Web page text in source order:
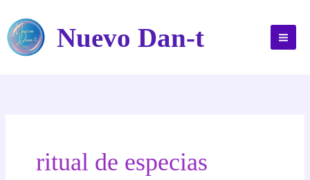
contenido
Nuevo Dan-t
ritual de especias